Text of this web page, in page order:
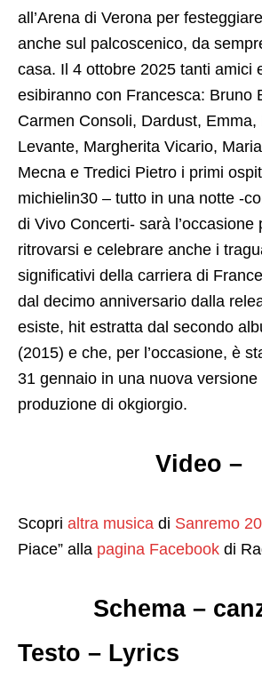
all’Arena di Verona per
anche sul palcoscenico, da
casa. Il 4 ottobre 2025 tanti amici
esibiranno con Francesca: Bruno
Carmen Consoli, Dardust, Emma,
Levante, Margherita Vicario,
Mecna e Tredici Pietro i primi
michielin30 – tutto in una notte -
di Vivo Concerti- sarà l’occasione
ritrovarsi e celebrare anche i
significativi della carriera di
dal decimo anniversario dalla
esiste, hit estratta dal secondo
(2015) e che, per l’occasione, è
31 gennaio in una nuova
produzione di okgiorgio.
Video –
Scopri altra musica di Sanremo
Piace” alla pagina Facebook di
Schema –
Testo – Lyrics